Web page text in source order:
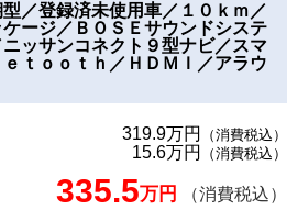
登録済未使用車／１０ｋｍ／
ージ／ＢＯＳＥサウンドシステ
ッサンコネクト９型ナビ／スマ
ｔｏｏｔｈ／ＨＤＭＩ／アラウ
319.9万円 （消費税込）
15.6万円 （消費税込）
335.5万円 （消費税込）